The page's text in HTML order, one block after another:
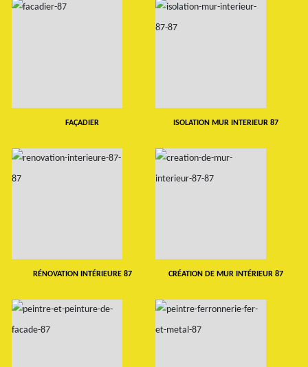
FAÇADIER ISOLATION MUR INTERIEUR 87
RÉNOVATION INTÉRIEURE 87 CRÉATION DE MUR INTÉRIEUR 87